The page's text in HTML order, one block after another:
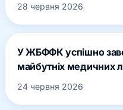
28 червня 2026
У ЖБФФК успішно
майбутніх медичних
24 червня 2026